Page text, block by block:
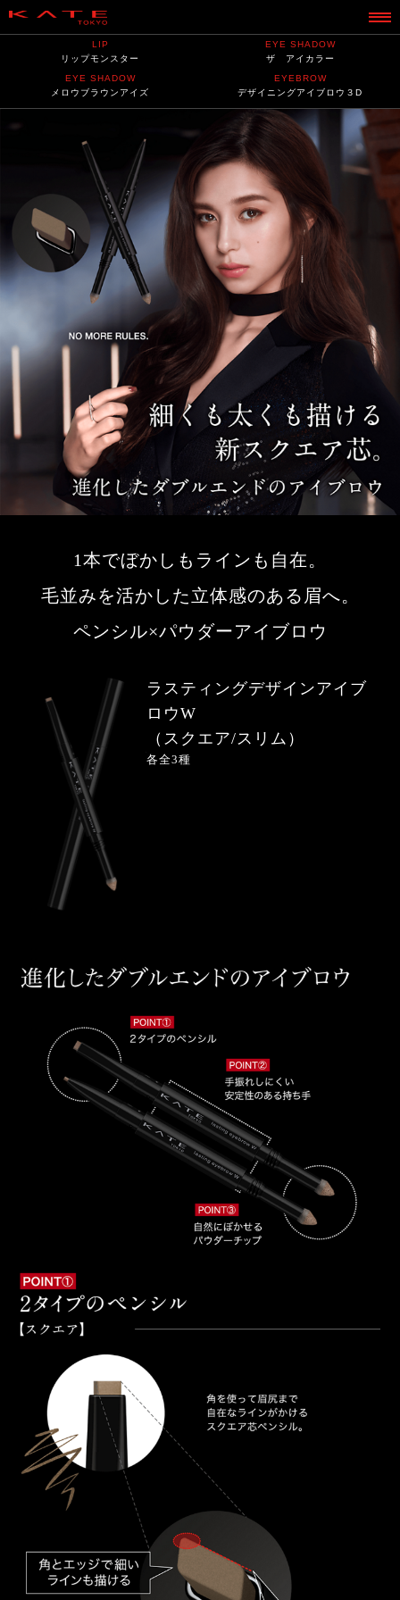
LIP
リップモンスター
EYE SHADOW
ザ アイカラー
EYE SHADOW
メロウブラウンアイズ
EYEBROW
デザイニングアイブロウ３D
1本でぼかしもラインも自在。
毛並みを活かした立体感のある眉へ。
ペンシル×パウダーアイブロウ
ラスティングデザインアイブ
ロウW
（スクエア/スリム）
各全3種